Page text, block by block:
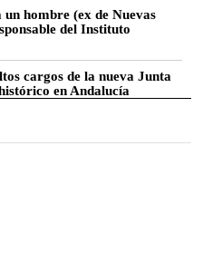
hombre (ex de Nuevas
del Instituto
cargos de la nueva Junta
en Andalucía